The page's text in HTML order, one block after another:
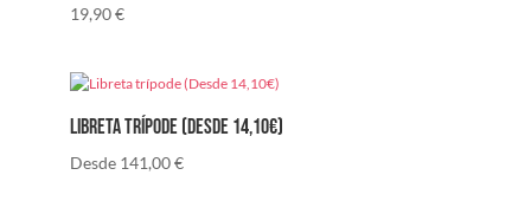
19,90€
Libreta trípode (Desde 14,10€)
Desde 141,00€